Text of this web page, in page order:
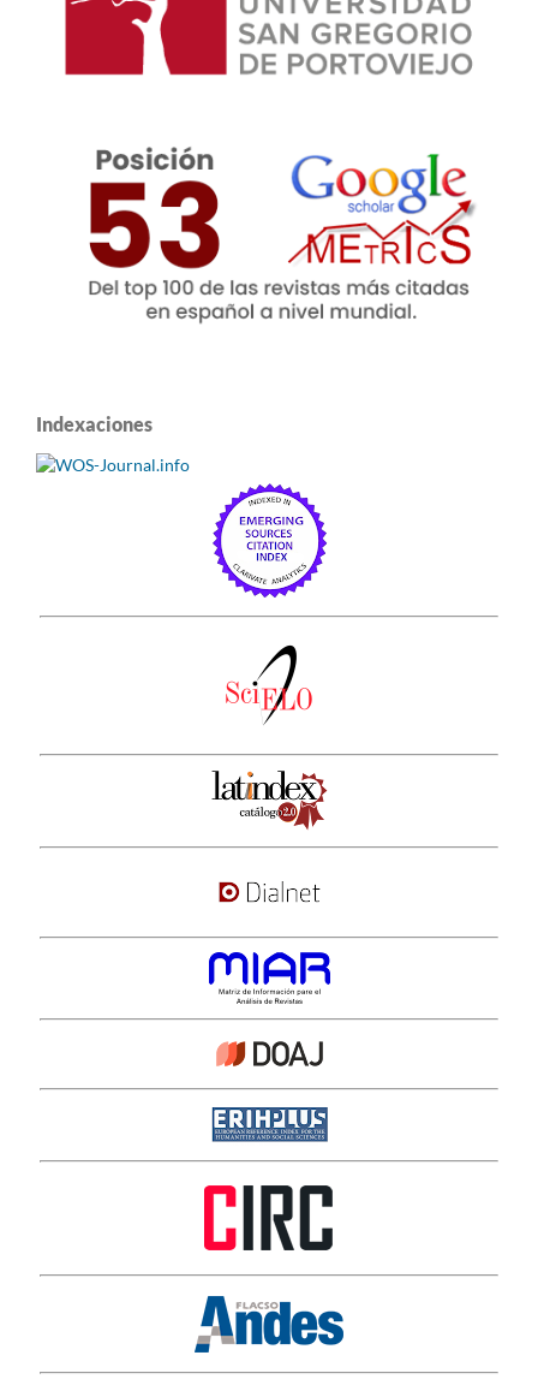
Indexaciones